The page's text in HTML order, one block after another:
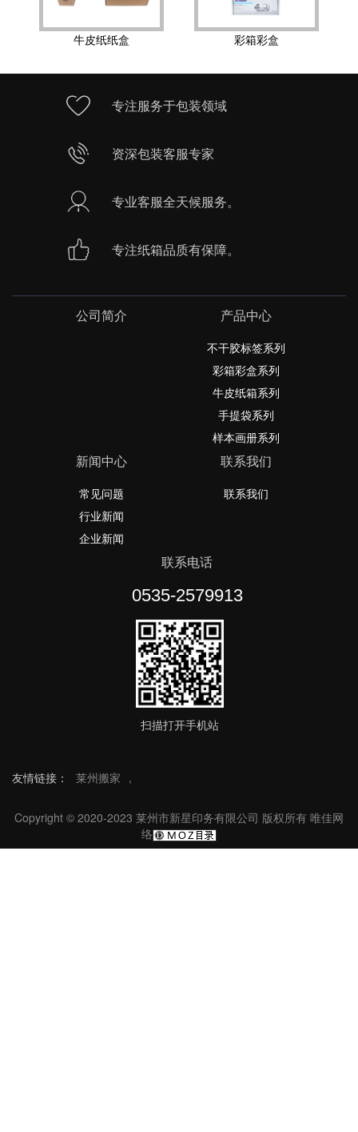
牛皮纸纸盒 彩箱彩盒
专注服务于包装领域
资深包装客服专家
专业客服全天候服务。
专注纸箱品质有保障。
公司简介 产品中心
不干胶标签系列
彩箱彩盒系列
牛皮纸箱系列
手提袋系列
样本画册系列
新闻中心
常见问题
行业新闻
企业新闻
联系我们
联系我们
联系电话
0535-2579913
扫描打开手机站
友情链接： 莱州搬家 ,
Copyright © 2020-2023 莱州市新星印务有限公司 版权所有 唯佳网
络